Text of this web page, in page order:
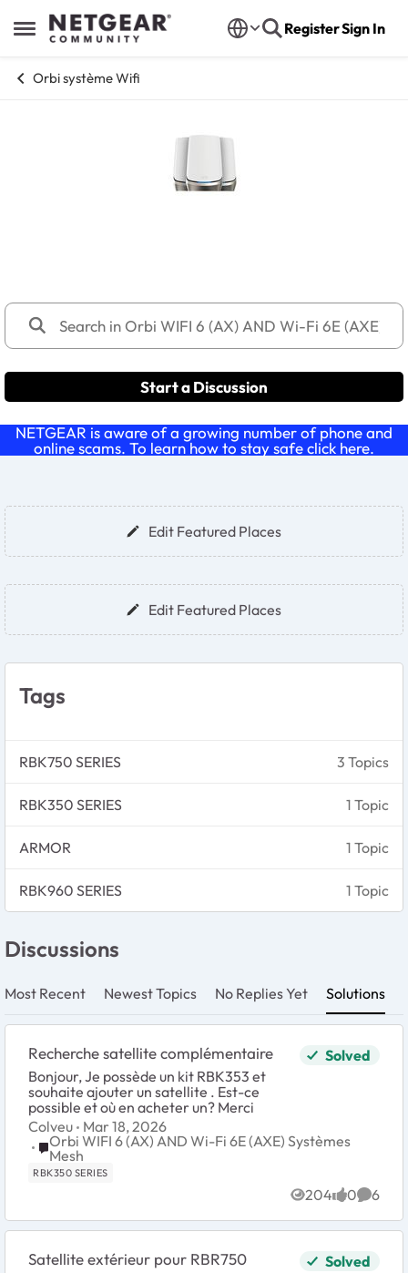
Open Side Menu
Skip to content RegisterSign In
Orbi système Wifi
Start a Discussion
NETGEAR is aware of a growing number of phone and
online scams. To learn how to stay safe click here.
Forum Widgets
Edit Featured Places
Edit Featured Places
Tags
RBK750 SERIES 3 Topics
RBK350 SERIES 1 Topic
ARMOR 1 Topic
RBK960 SERIES 1 Topic
Discussions
Most Recent Newest Topics No Replies Yet Solutions
Recherche satellite complémentaire
Bonjour, Je possède un kit RBK353 et
souhaite ajouter un satellite . Est-ce
possible et où en acheter un? Merci
Solved
Colveu Mar 18, 2026
Place Orbi WIFI 6 (AX) AND Wi-Fi 6E (AXE) Systèmes Mesh
Orbi WIFI 6 (AX) AND Wi-Fi 6E (AXE) Systèmes
Mesh
RBK350 SERIES
204
Views 0
likes 6
Satellite extérieur pour RBR750 Solved